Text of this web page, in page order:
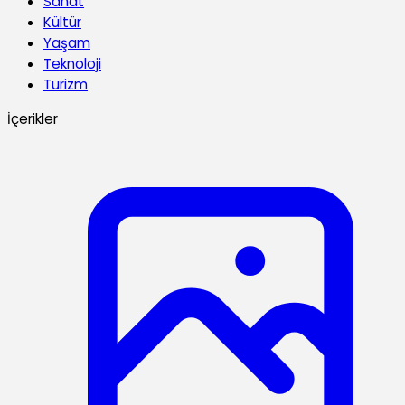
Kültür
Yaşam
Teknoloji
Turizm
İçerikler